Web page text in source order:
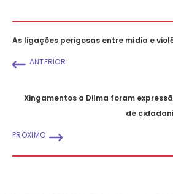
As ligações perigosas entre mídia e
ANTERIOR
Xingamentos a Dilma foram
de
PRÓXIMO